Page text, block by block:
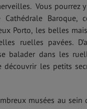
Vous pourrez
Cathédrale Baroque,
Porto, les belles
ruelles pavées.
balader dans les
découvrir les petits
musées au sein